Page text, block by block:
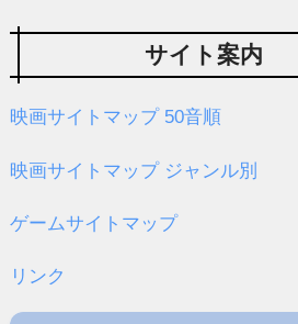
サイト案内
映画サイトマップ 50音順
映画サイトマップ ジャンル別
ゲームサイトマップ
リンク